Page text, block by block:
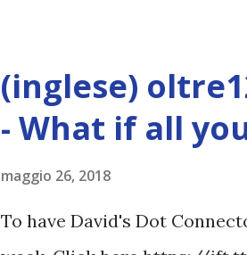
(inglese)
- What if all
maggio 26, 2018
To have David's Dot